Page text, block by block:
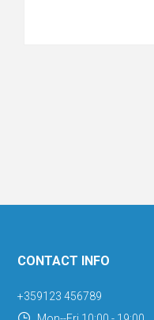
CONTACT INFO
+359123 456789